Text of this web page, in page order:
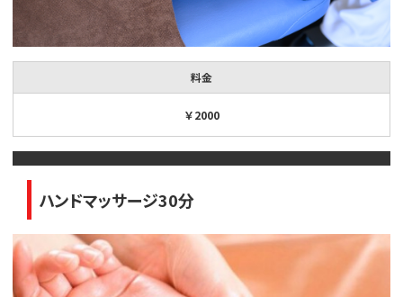
料金
￥2000
ハンドマッサージ30分